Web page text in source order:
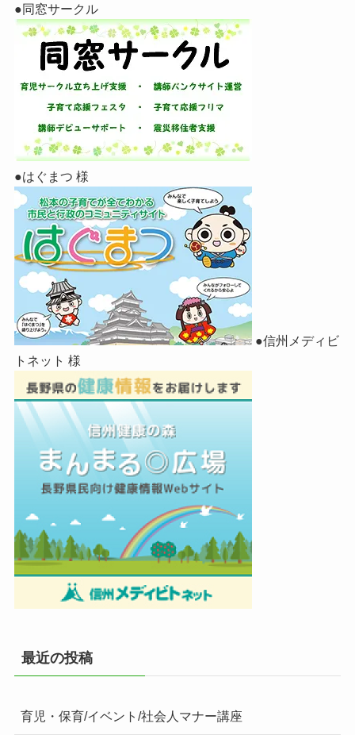
●同窓サークル
●はぐまつ 様
●信州メディビ
トネット 様
最近の投稿
育児・保育/イベント/社会人マナー講座